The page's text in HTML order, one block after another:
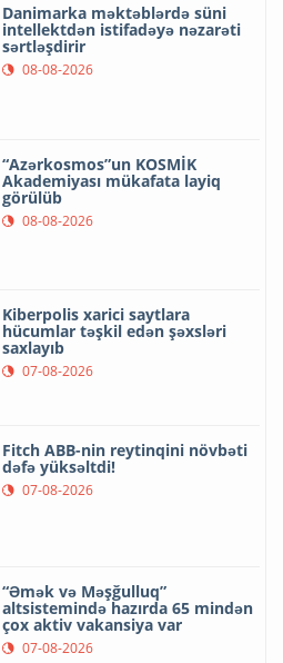
Danimarka məktəblərdə süni
intellektdən istifadəyə nəzarəti
sərtləşdirir
08-08-2026
“Azərkosmos”un KOSMİK
Akademiyası mükafata layiq
görülüb
08-08-2026
Kiberpolis xarici saytlara
hücumlar təşkil edən şəxsləri
saxlayıb
07-08-2026
Fitch ABB-nin reytinqini növbəti
dəfə yüksəltdi!
07-08-2026
“Əmək və Məşğulluq”
altsistemində hazırda 65 mindən
çox aktiv vakansiya var
07-08-2026